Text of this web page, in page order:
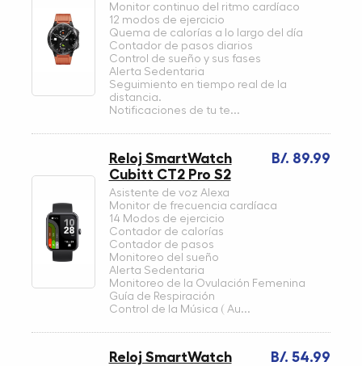
Monitor continuo del ritmo cardíaco
12 modos de ejercicio
Quema de calorías a lo largo del día
Contador de pasos diarios
Control de sueño y sus fases
Alerta Sedentaria
Seguimiento en tiempo real de la
distancia.
Notificaciones de tu te...
B/. 89.99
Reloj SmartWatch
Cubitt CT2 Pro S2
Asistente de voz Alexa
Monitor de frecuencia cardíaca
14 Modos de ejercicio
Contador de calorías
Contador de pasos
Monitoreo del sueño
Alerta Sedentaria
Monitoreo de la Ovulación Femenina
Guía de Respiración
Control de la Música ( Au...
B/. 54.99
Reloj SmartWatch